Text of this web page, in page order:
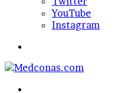
YouTube
Instagram